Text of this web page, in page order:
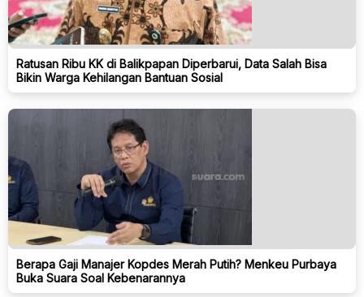
Ratusan Ribu KK di Balikpapan Diperbarui, Data Salah Bisa
Bikin Warga Kehilangan Bantuan Sosial
Berapa Gaji Manajer Kopdes Merah Putih? Menkeu Purbaya
Buka Suara Soal Kebenarannya